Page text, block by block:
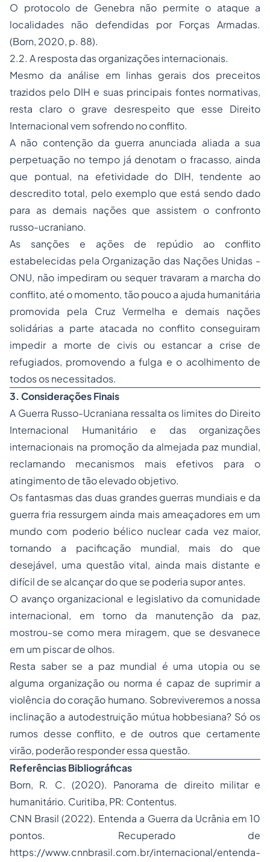
O protocolo de Genebra não permite o ataque a
localidades não defendidas por Forças Armadas.
(Born, 2020, p. 88).
2.2. A resposta das organizações internacionais.
Mesmo da análise em linhas gerais dos preceitos
trazidos pelo DIH e suas principais fontes normativas,
resta claro o grave desrespeito que esse Direito
Internacional vem sofrendo no conflito.
A não contenção da guerra anunciada aliada a sua
perpetuação no tempo já denotam o fracasso, ainda
que pontual, na efetividade do DIH, tendente ao
descredito total, pelo exemplo que está sendo dado
para as demais nações que assistem o confronto
russo-ucraniano.
As sanções e ações de repúdio ao conflito
estabelecidas pela Organização das Nações Unidas -
ONU, não impediram ou sequer travaram a marcha do
conflito, até o momento, tão pouco a ajuda humanitária
promovida pela Cruz Vermelha e demais nações
solidárias a parte atacada no conflito conseguiram
impedir a morte de civis ou estancar a crise de
refugiados, promovendo a fulga e o acolhimento de
todos os necessitados.
3. Considerações Finais
A Guerra Russo-Ucraniana ressalta os limites do Direito
Internacional Humanitário e das organizações
internacionais na promoção da almejada paz mundial,
reclamando mecanismos mais efetivos para o
atingimento de tão elevado objetivo.
Os fantasmas das duas grandes guerras mundiais e da
guerra fria ressurgem ainda mais ameaçadores em um
mundo com poderio bélico nuclear cada vez maior,
tornando a pacificação mundial, mais do que
desejável, uma questão vital, ainda mais distante e
difícil de se alcançar do que se poderia supor antes.
O avanço organizacional e legislativo da comunidade
internacional, em torno da manutenção da paz,
mostrou-se como mera miragem, que se desvanece
em um piscar de olhos.
Resta saber se a paz mundial é uma utopia ou se
alguma organização ou norma é capaz de suprimir a
violência do coração humano. Sobreviveremos a nossa
inclinação a autodestruição mútua hobbesiana? Só os
rumos desse conflito, e de outros que certamente
virão, poderão responder essa questão.
Referências Bibliográficas
Born, R. C. (2020). Panorama de direito militar e
humanitário. Curitiba, PR: Contentus.
CNN Brasil (2022). Entenda a Guerra da Ucrânia em 10
pontos. Recuperado de
https://www.cnnbrasil.com.br/internacional/entenda-